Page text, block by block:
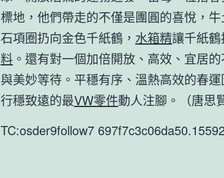
標地，他們帶走的不僅是團圓的喜悅，
石項圈扔向金色千紙鶴， 水箱精讓千紙
料 。還有對一個加倍開放、高效、宜居
與美妙等待。平穩有序、溫熱高效的春
行穩致遠的最VW零件動人注腳。（唐思賢
TC:osder9follow7